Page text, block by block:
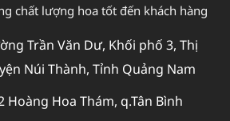
chất lượng hoa tốt đến khách hàng
Trần Văn Dư, Khối phố 3, Thị
Núi Thành, Tỉnh Quảng Nam
Hoàng Hoa Thám, q.Tân Bình